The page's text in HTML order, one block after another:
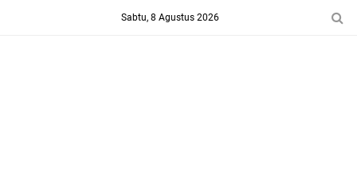
Sabtu, 8 Agustus 2026